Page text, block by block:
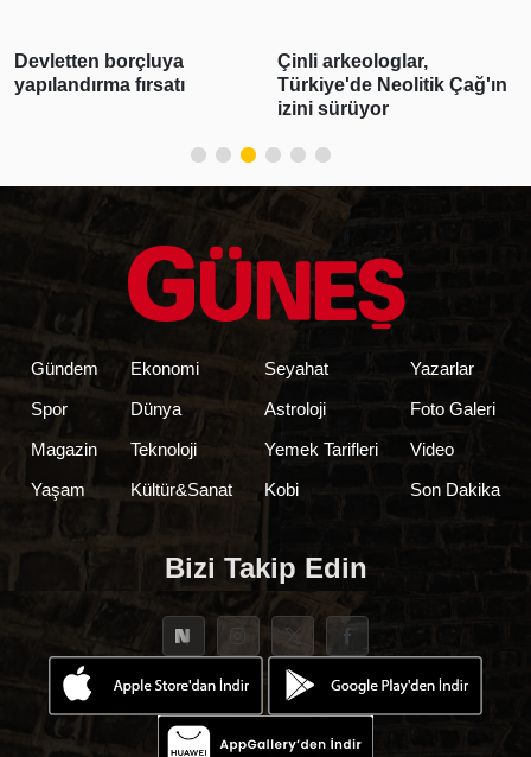
Devletten borçluya
yapılandırma fırsatı
Çinli arkeologlar,
Türkiye'de Neolitik Çağ'ın
izini sürüyor
Gündem
Spor
Magazin
Yaşam
Ekonomi
Dünya
Teknoloji
Kültür&Sanat
Seyahat
Astroloji
Yemek Tarifleri
Kobi
Yazarlar
Foto Galeri
Video
Son Dakika
Bizi Takip Edin